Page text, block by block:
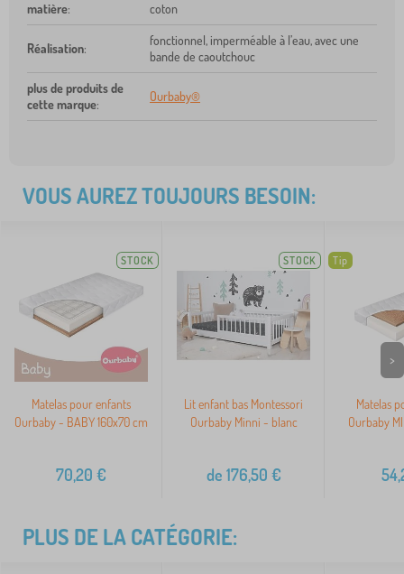
matière: coton
Réalisation:
fonctionnel, imperméable à l’eau, avec une
bande de caoutchouc
plus de produits de
cette marque:
Ourbaby®
VOUS AUREZ TOUJOURS BESOIN:
STOCK
Matelas pour enfants
Ourbaby - BABY 160x70 cm
70,20 €
STOCK
Lit enfant bas Montessori
Ourbaby Minni - blanc
de 176,50 €
Tip
Matelas
Ourbaby
>
PLUS DE LA CATÉGORIE: